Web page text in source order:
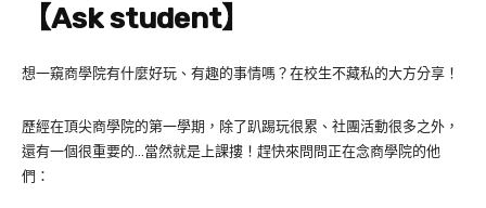
【Ask student】
想一窺商學院有什麼好玩、有趣的事情嗎？在校生不藏私的大方分享！
歷經在頂尖商學院的第一學期，除了趴踢玩很累、社團活動很多之外，
還有一個很重要的…當然就是上課摟！趕快來問問正在念商學院的他
們：